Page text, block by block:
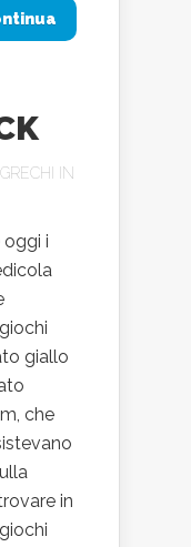
IN
i
giallo
che
in